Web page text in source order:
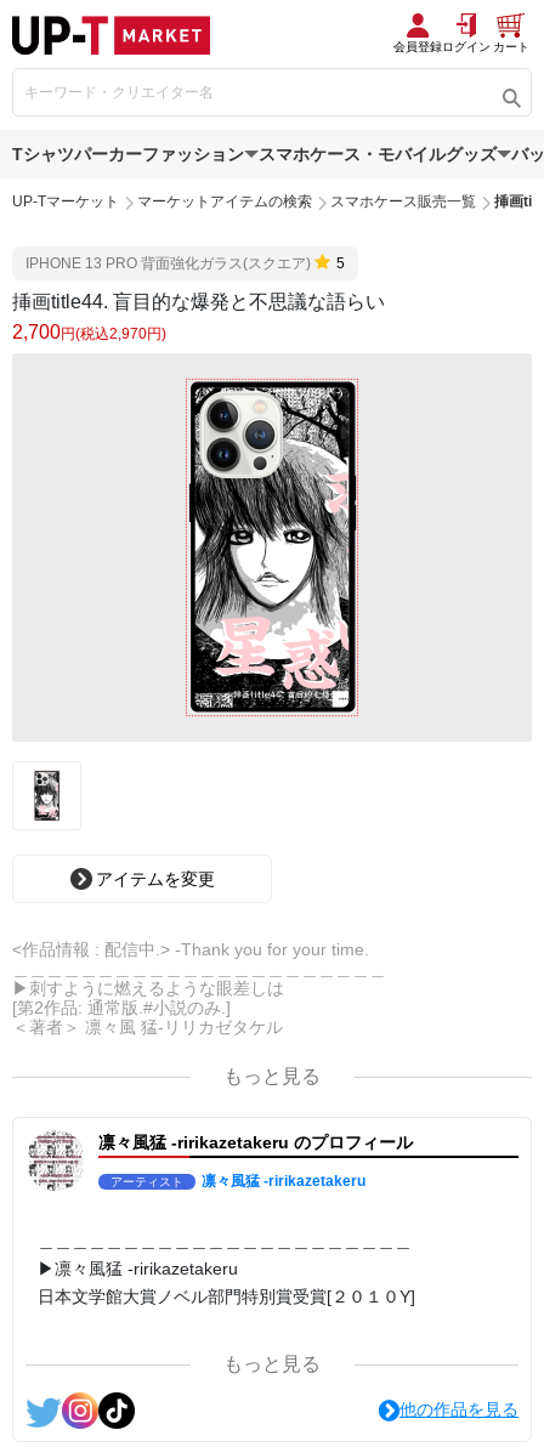
会員登録ログイン カート
Tシャツパーカーファッション スマホケース・モバイルグッズ バ
UP-Tマーケット マーケットアイテムの検索 スマホケース販売一覧 挿画
IPHONE 13 PRO 背面強化ガラス(スクエア) 5
挿画title44. 盲目的な爆発と不思議な語らい
2,700円(税込2,970円)
アイテムを変更
<作品情報 : 配信中.> -Thank you for your time.
▶︎刺すように燃えるような眼差しは
[第2作品: 通常版.#小説のみ.]
＜著者＞ 凛々風 猛-リリカゼタケル
英語版: https://amzn.asia/d/eLvAyy5
＿＿＿＿＿＿＿＿＿＿＿＿＿＿＿＿＿＿＿＿＿＿
第2作品の章: “刺すように燃えるような眼差しは”
部分[主人公である小説家の遺作]を絵本化。
＜小説/絵本版＞ 凛々風猛-ririkazetakeru
日本語版: https://amzn.asia/d/d7stkOV
＜著者: #小説 #絵本 #挿画 作成＞ 凛々風 猛-リリカゼタケル
日本語版: https://amzn.asia/d/8oNk92Q
英語版: https://amzn.asia/d/gDGn5nK
SUZURI ▶︎https://suzuri.jp/ririkazetakeru
UP-T ▶︎up-t.jp/creator/66b9c067ae64e
#小説 [刺すように燃えるような眼差しは] -Version1.
挿画&グッズカタログ <デザイン画集:BEST版>
もっと見る
凛々風猛 -ririkazetakeru のプロフィール
アーティスト 凛々風猛 -ririkazetakeru
▶︎凛々風猛 -ririkazetakeru
日本文学館大賞ノベル部門特別賞受賞[２０１０Y]
<作品情報:配信中.> -Thank you for your time.
＿＿＿＿＿＿＿＿＿＿＿＿＿＿＿＿＿＿＿＿＿＿
もっと見る
他の作品を見る